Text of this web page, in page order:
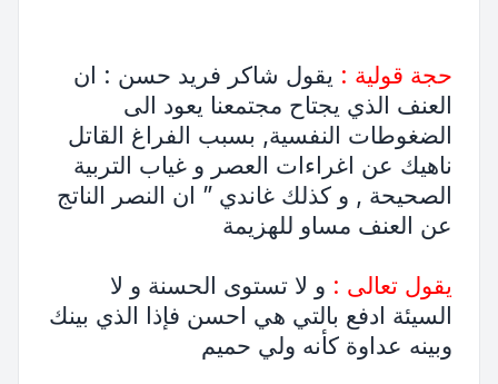
حجة قولية : يقول شاكر فريد حسن : ان
العنف الذي يجتاح مجتمعنا يعود الى
الضغوطات النفسية, بسبب الفراغ القاتل
ناهيك عن اغراءات العصر و غياب التربية
الصحيحة , و كذلك غاندي ” ان النصر الناتج
عن العنف مساو للهزيمة
يقول تعالى : و لا تستوى الحسنة و لا
السيئة ادفع بالتي هي احسن فإذا الذي بينك
وبينه عداوة كأنه ولي حميم